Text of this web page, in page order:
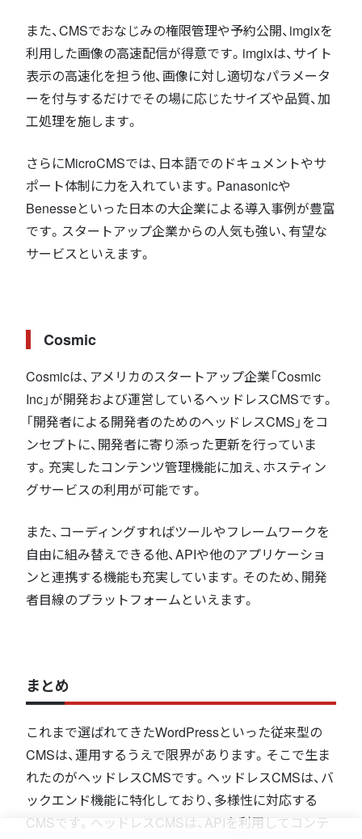
また、CMSでおなじみの権限管理や予約公開、imgixを
利用した画像の高速配信が得意です。imgixは、サイト
表示の高速化を担う他、画像に対し適切なパラメータ
ーを付与するだけでその場に応じたサイズや品質、加
工処理を施します。
さらにMicroCMSでは、日本語でのドキュメントやサ
ポート体制に力を入れています。Panasonicや
Benesseといった日本の大企業による導入事例が豊富
です。スタートアップ企業からの人気も強い、有望な
サービスといえます。
Cosmic
Cosmicは、アメリカのスタートアップ企業「Cosmic
Inc」が開発および運営しているヘッドレスCMSです。
「開発者による開発者のためのヘッドレスCMS」をコ
ンセプトに、開発者に寄り添った更新を行っていま
す。充実したコンテンツ管理機能に加え、ホスティン
グサービスの利用が可能です。
また、コーディングすればツールやフレームワークを
自由に組み替えできる他、APIや他のアプリケーショ
ンと連携する機能も充実しています。そのため、開発
者目線のプラットフォームといえます。
まとめ
これまで選ばれてきたWordPressといった従来型の
CMSは、運用するうえで限界があります。そこで生ま
れたのがヘッドレスCMSです。ヘッドレスCMSは、バ
ックエンド機能に特化しており、多様性に対応する
CMSです。ヘッドレスCMSは、APIを利用してコンテ